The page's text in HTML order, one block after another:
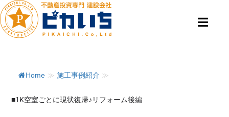
Home ≫ 施工事例紹介 ≫
■1K空室ごとに現状復帰♪リフォーム後編